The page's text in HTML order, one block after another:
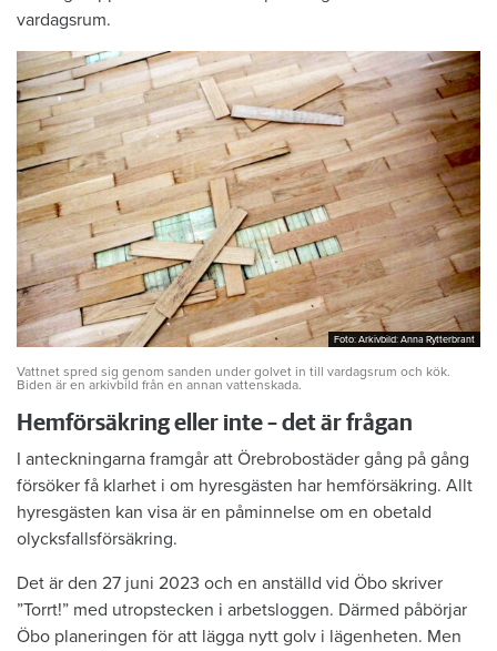
vardagsrum.
Foto: Arkivbild: Anna Rytterbrant
Foto: Arkivbild: Anna Rytterbrant
Vattnet spred sig genom sanden under golvet in till vardagsrum och kök.
Biden är en arkivbild från en annan vattenskada.
Hemförsäkring eller inte – det är frågan
I anteckningarna framgår att Örebrobostäder gång på gång
försöker få klarhet i om hyresgästen har hemförsäkring. Allt
hyresgästen kan visa är en påminnelse om en obetald
olycksfallsförsäkring.
Det är den 27 juni 2023 och en anställd vid Öbo skriver
”Torrt!” med utropstecken i arbetsloggen. Därmed påbörjar
Öbo planeringen för att lägga nytt golv i lägenheten. Men